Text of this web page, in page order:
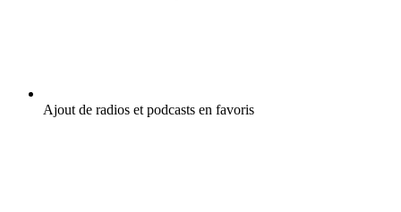
Ajout de radios et podcasts en favoris